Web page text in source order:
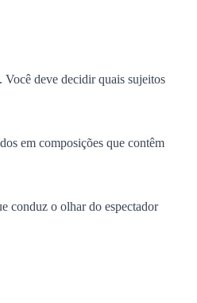
deve decidir quais sujeitos
em composições que contêm
conduz o olhar do espectador